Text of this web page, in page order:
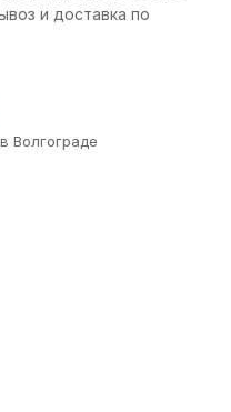
и доставка по
Волгограде